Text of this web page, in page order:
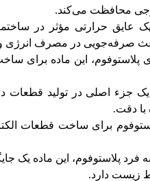
محافظت می‌کند.
عایق حرارتی مؤثر در
صرفه‌جویی در مصرف
پلاستوفوم، این ماده برای
یک جزء اصلی در تولید قطعات
با دقت.
برای ساخت قطعات
فرد پلاستوفوم، این ماده یک
زیست دارد.